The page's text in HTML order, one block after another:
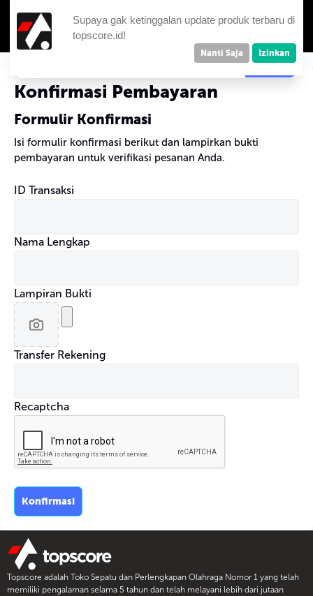
Supaya gak ketinggalan update produk terbaru di
topscore.id!
Nanti Saja Izinkan
Konfirmasi Pembayaran
Formulir Konfirmasi
Isi formulir konfirmasi berikut dan lampirkan bukti
pembayaran untuk verifikasi pesanan Anda.
ID Transaksi
Nama Lengkap
Lampiran Bukti
Transfer Rekening
Recaptcha
Konfirmasi
Topscore adalah Toko Sepatu dan Perlengkapan Olahraga Nomor 1 yang telah
memiliki pengalaman selama 5 tahun dan telah melayani lebih dari jutaan